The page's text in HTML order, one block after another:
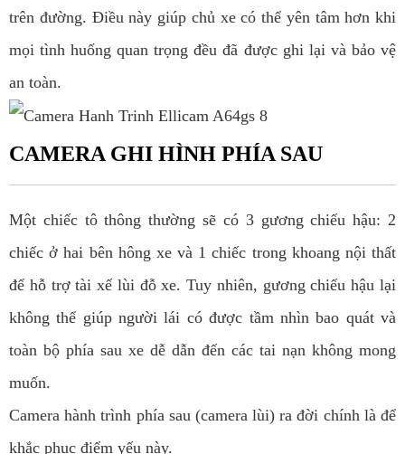
trên đường. Điều này giúp chủ xe có thể yên tâm hơn khi
mọi tình huống quan trọng đều đã được ghi lại và bảo vệ
an toàn.
CAMERA GHI HÌNH PHÍA SAU
Một chiếc tô thông thường sẽ có 3 gương chiếu hậu: 2
chiếc ở hai bên hông xe và 1 chiếc trong khoang nội thất
để hỗ trợ tài xế lùi đỗ xe. Tuy nhiên, gương chiếu hậu lại
không thể giúp người lái có được tầm nhìn bao quát và
toàn bộ phía sau xe dễ dẫn đến các tai nạn không mong
muốn.
Camera hành trình phía sau (camera lùi) ra đời chính là để
khắc phục điểm yếu này.